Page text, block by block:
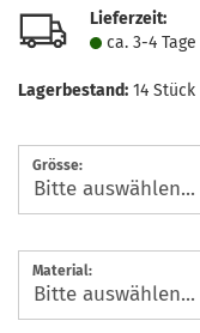
Lieferzeit:
ca. 3-4 Tage
Lagerbestand: 14 Stück
Grösse:
Material: